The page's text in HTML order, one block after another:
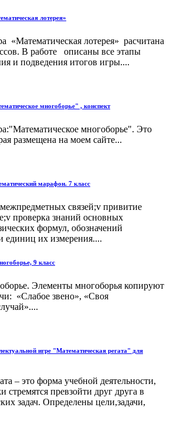
лотерея»
«Математическая лотерея» расчитана
В работе описаны все этапы
и подведения итогов игры....
многоборье" , конспект
многоборье". Это
размещена на моем сайте...
марафон. 7 класс
связей;v привитие
проверка знаний основных
формул, обозначений
единиц их измерения....
9 класс
Элементы многоборья копируют
«Слабое звено», «Своя
игре "Математическая регата" для
– это форма учебной деятельности,
стремятся превзойти друг друга в
задач. Определены цели,задачи,